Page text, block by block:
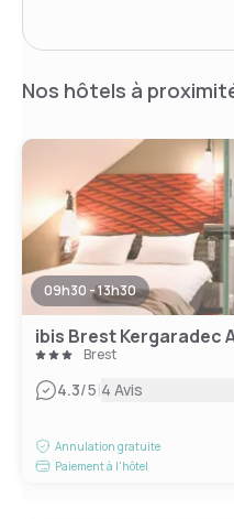
Nos hôtels à
09h30 - 13h30
ibis Brest Kergaradec
Brest
4.3/5|4 Avis
Annulation gratuite
Paiement à l'hôtel